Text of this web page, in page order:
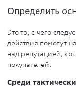
Определить
Это то, с чего
действия помогут
над репутацией,
покупателей.
Среди